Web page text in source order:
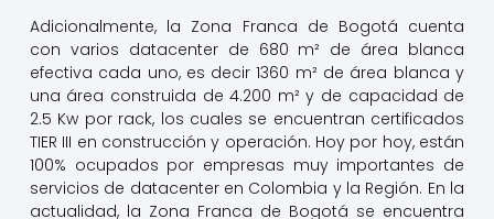
Adicionalmente, la Zona Franca de Bogotá cuenta
con varios datacenter de 680 m² de área blanca
efectiva cada uno, es decir 1360 m² de área blanca y
una área construida de 4.200 m² y de capacidad de
2.5 Kw por rack, los cuales se encuentran certificados
TIER III en construcción y operación. Hoy por hoy, están
100% ocupados por empresas muy importantes de
servicios de datacenter en Colombia y la Región. En la
actualidad, la Zona Franca de Bogotá se encuentra